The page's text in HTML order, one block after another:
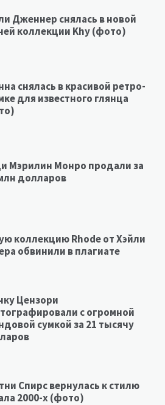
Дженнер снялась в новой
коллекции Khy (фото)
снялась в красивой ретро-
для известного глянца
Мэрилин Монро продали за
долларов
коллекцию Rhode от Хэйли
обвинили в плагиате
Цензори
с огромной
сумкой за 21 тысячу
Спирс вернулась к стилю
2000-х (фото)